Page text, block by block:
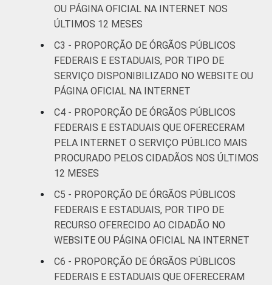
OU PÁGINA OFICIAL NA INTERNET NOS
ÚLTIMOS 12 MESES
C3 - PROPORÇÃO DE ÓRGÃOS PÚBLICOS
FEDERAIS E ESTADUAIS, POR TIPO DE
SERVIÇO DISPONIBILIZADO NO WEBSITE OU
PÁGINA OFICIAL NA INTERNET
C4 - PROPORÇÃO DE ÓRGÃOS PÚBLICOS
FEDERAIS E ESTADUAIS QUE OFERECERAM
PELA INTERNET O SERVIÇO PÚBLICO MAIS
PROCURADO PELOS CIDADÃOS NOS ÚLTIMOS
12 MESES
C5 - PROPORÇÃO DE ÓRGÃOS PÚBLICOS
FEDERAIS E ESTADUAIS, POR TIPO DE
RECURSO OFERECIDO AO CIDADÃO NO
WEBSITE OU PÁGINA OFICIAL NA INTERNET
C6 - PROPORÇÃO DE ÓRGÃOS PÚBLICOS
FEDERAIS E ESTADUAIS QUE OFERECERAM